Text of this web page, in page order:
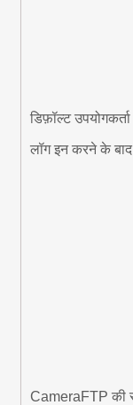
डिफ़ॉल्ट
लॉग इन करने के
CameraFTP की